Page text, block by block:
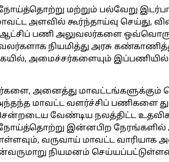
மற்றும் பல்வேறு
அளவில் கூர்ந்தாய்வு செய்து,
பணி அலுவலர்களை ஒவ்வொரு
நியமித்து அரசு
அமைச்சர்களையும் இப்பணியில்
அனைத்து மாவட்டங்களுக்கும்
மாவட்ட வளர்ச்சிப் பணிகளை
வேண்டிய நலத்திட்ட
இன்னபிற
வருவாய் மாவட்ட வாரியாக
நியமனம்